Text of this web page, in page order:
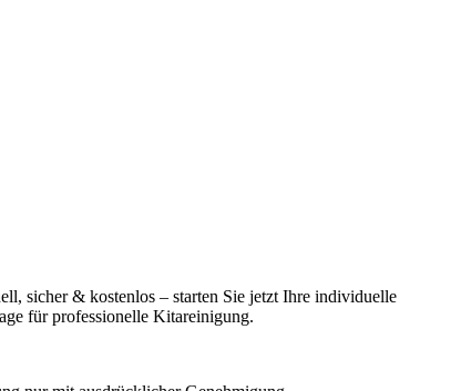
sicher & kostenlos – starten Sie jetzt Ihre individuelle
für professionelle Kitareinigung.